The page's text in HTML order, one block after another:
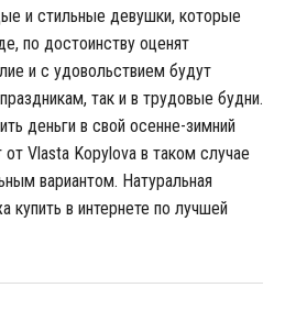
и стильные девушки, которые
по достоинству оценят
и с удовольствием будут
так и в трудовые будни.
деньги в свой осенне-зимний
Vlasta Kopylova в таком случае
вариантом. Натуральная
купить в интернете по лучшей